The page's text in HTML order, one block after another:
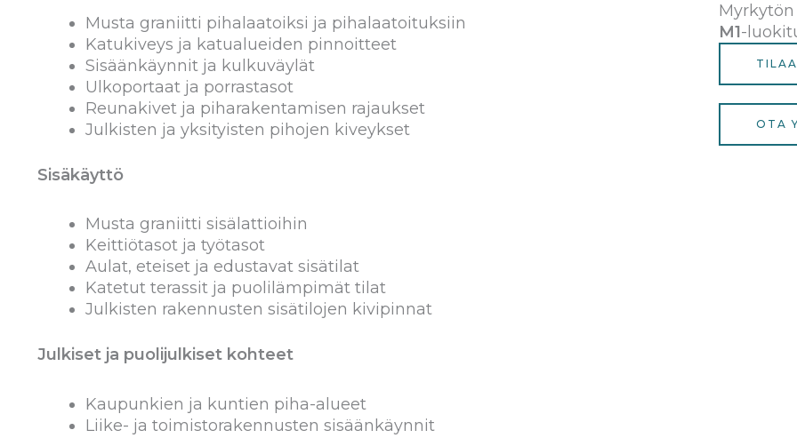
Musta graniitti pihalaatoiksi ja pihalaatoituksiin
Katukiveys ja katualueiden pinnoitteet
Sisäänkäynnit ja kulkuväylät
Ulkoportaat ja porrastasot
Reunakivet ja piharakentamisen rajaukset
Julkisten ja yksityisten pihojen kiveykset
Sisäkäyttö
Musta graniitti sisälattioihin
Keittiötasot ja työtasot
Aulat, eteiset ja edustavat sisätilat
Katetut terassit ja puolilämpimät tilat
Julkisten rakennusten sisätilojen kivipinnat
Julkiset ja puolijulkiset kohteet
Kaupunkien ja kuntien piha-alueet
Liike- ja toimistorakennusten sisäänkäynnit
Myrkytön
M1-
OTA